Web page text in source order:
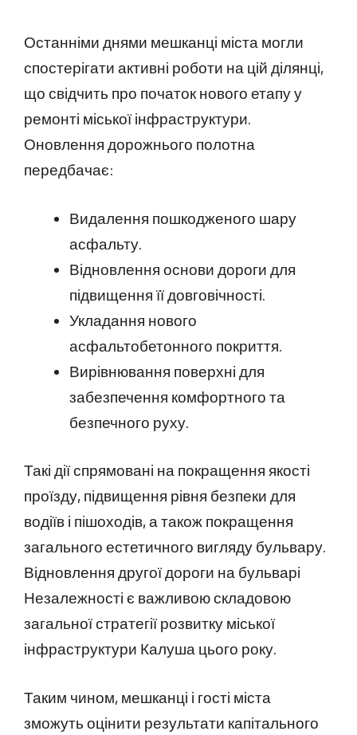
Останніми днями мешканці міста могли
спостерігати активні роботи на цій ділянці,
що свідчить про початок нового етапу у
ремонті міської інфраструктури.
Оновлення дорожнього полотна
передбачає:
Видалення пошкодженого шару
асфальту.
Відновлення основи дороги для
підвищення її довговічності.
Укладання нового
асфальтобетонного покриття.
Вирівнювання поверхні для
забезпечення комфортного та
безпечного руху.
Такі дії спрямовані на покращення якості
проїзду, підвищення рівня безпеки для
водіїв і пішоходів, а також покращення
загального естетичного вигляду бульвару.
Відновлення другої дороги на бульварі
Незалежності є важливою складовою
загальної стратегії розвитку міської
інфраструктури Калуша цього року.
Таким чином, мешканці і гості міста
зможуть оцінити результати капітального